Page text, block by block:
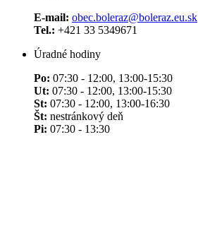
E-mail: obec.boleraz@boleraz.eu.sk
Tel.: +421 33 5349671
Úradné hodiny
Po: 07:30 - 12:00, 13:00-15:30
Ut: 07:30 - 12:00, 13:00-15:30
St: 07:30 - 12:00, 13:00-16:30
Št: nestránkový deň
Pi: 07:30 - 13:30